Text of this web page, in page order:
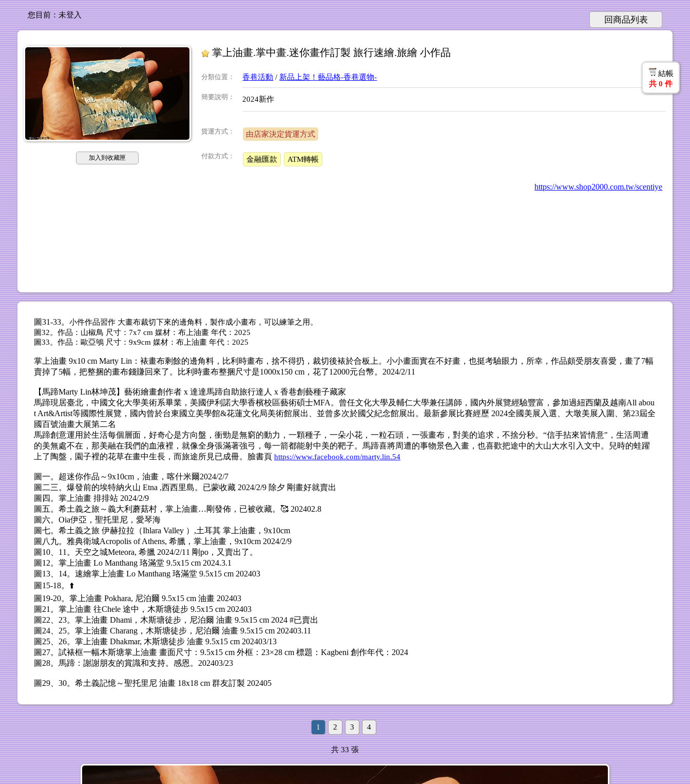
您目前：未登入 回商品列表
加入到收藏匣
掌上油畫.掌中畫.迷你畫作訂製 旅行速繪.旅繪 小作品
分類位置 ： 香巷活動 / 新品上架！藝品格-香巷選物-
簡要說明 ： 2024新作
貨運方式： 由店家決定貨運方式
付款方式： 金融匯款 ATM轉帳
https://www.shop2000.com.tw/scentiye
結帳
共 0 件
圖31-33。 小件作品習作 大畫布裁切下來的邊角料，製作成小畫布，可以練筆之用。
圖32。 作品：山椒鳥 尺寸：7x7 cm 媒材：布上油畫 年代：2025
圖33。 作品：歐亞鴝 尺寸：9x9cm 媒材：布上油畫 年代：2025
掌上油畫 9x10 cm Marty Lin：裱畫布剩餘的邊角料，比利時畫布，捨不得扔，裁切後裱於合板上。小小畫面實在不好畫，也挺考驗眼力，所幸，作品頗受朋友喜愛，畫了7幅
賣掉了5幅，把整捆的畫布錢賺回來了。比利時畫布整捆尺寸是1000x150 cm，花了12000元台幣。2024/2/11
【馬蹄Marty Lin林坤茂】藝術繪畫創作者 x 達達馬蹄自助旅行達人 x 香巷創藝種子藏家
馬蹄現居臺北，中國文化大學美術系畢業，美國伊利諾大學香檳校區藝術碩士MFA。曾任文化大學及輔仁大學兼任講師，國內外展覽經驗豐富，參加過紐西蘭及越南All abou
t Art&Artist等國際性展覽，國內曾於台東國立美學館&花蓮文化局美術館展出、並曾多次於國父紀念館展出。 最新參展比賽經歷 2024全國美展入選、大墩美展入圍、第23屆全
國百號油畫大展第二名
馬蹄創意運用於生活每個層面，好奇心是方向盤，衝勁是無窮的動力，一顆種子，一朵小花，一粒石頭，一張畫布，對美的追求，不捨分秒。“信手拈來皆情意"，生活周遭
的美無處不在，那美融在我們的血液裡，就像全身張滿著強弓，每一箭都能射中美的靶子。馬蹄喜將周遭的事物景色入畫，也喜歡把途中的大山大水引入文中。兒時的蛙躍
上了陶盤，園子裡的花草在畫中生長，而旅途所見已成冊。臉書頁 https://www.facebook.com/marty.lin.54
圖一。 超迷你作品～9x10cm，油畫，喀什米爾2024/2/7
圖二三。 爆發前的埃特納火山 Etna ,西西里島。已蒙收藏 2024/2/9 除夕 剛畫好就賣出
圖四。 掌上油畫 排排站 2024/2/9
圖五。 希土義之旅～義大利蘑菇村，掌上油畫…剛發佈，已被收藏。🥰 202402.8
圖六。 Oia伊亞，聖托里尼，愛琴海
圖七。 希土義之旅 伊赫拉拉（Ihlara Valley ）,土耳其 掌上油畫，9x10cm
圖八九。 雅典衛城Acropolis of Athens, 希臘，掌上油畫，9x10cm 2024/2/9
圖10、11。 天空之城Meteora, 希臘 2024/2/11 剛po，又賣出了。
圖12。掌上油畫 Lo Manthang 珞滿堂 9.5x15 cm 2024.3.1
圖13、14。速繪掌上油畫 Lo Manthang 珞滿堂 9.5x15 cm 202403
圖15-18。⬆️
圖19-20。掌上油畫 Pokhara, 尼泊爾 9.5x15 cm 油畫 202403
圖21。掌上油畫 往Chele 途中，木斯塘徒步 9.5x15 cm 202403
圖22、23。掌上油畫 Dhami，木斯塘徒步，尼泊爾 油畫 9.5x15 cm 2024 #已賣出
圖24、25。掌上油畫 Charang，木斯塘徒步，尼泊爾 油畫 9.5x15 cm 202403.11
圖25、26。掌上油畫 Dhakmar, 木斯塘徒步 油畫 9.5x15 cm 202403/13
圖27。試裱框一幅木斯塘掌上油畫 畫面尺寸：9.5x15 cm 外框：23×28 cm 標題：Kagbeni 創作年代：2024
圖28。馬蹄：謝謝朋友的賞識和支持。感恩。202403/23
圖29、30。希土義記憶～聖托里尼 油畫 18x18 cm 群友訂製 202405
1 2 3 4
共 33 張